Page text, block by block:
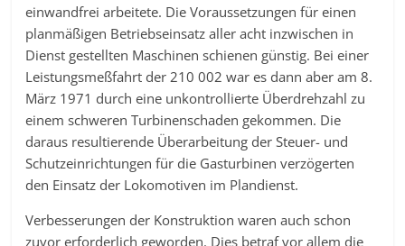
einwandfrei arbeitete. Die Voraussetzungen für einen
planmäßigen Betriebseinsatz aller acht inzwischen in
Dienst gestellten Maschinen schienen günstig. Bei einer
Leistungsmeßfahrt der 210 002 war es dann aber am 8.
März 1971 durch eine unkontrollierte Überdrehzahl zu
einem schweren Turbinenschaden gekommen. Die
daraus resultierende Überarbeitung der Steuer- und
Schutzeinrichtungen für die Gasturbinen verzögerten
den Einsatz der Lokomotiven im Plandienst.
Verbesserungen der Konstruktion waren auch schon
zuvor erforderlich geworden. Dies betraf vor allem die